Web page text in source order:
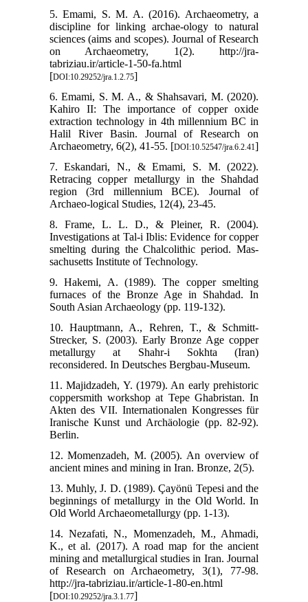
5. Emami, S. M. A. (2016). Archaeometry, a
discipline for linking archae-ology to natural
sciences (aims and scopes). Journal of Research
on Archaeometry, 1(2). http://jra-
tabriziau.ir/article-1-50-fa.html
[DOI:10.29252/jra.1.2.75]
6. Emami, S. M. A., & Shahsavari, M. (2020).
Kahiro II: The importance of copper oxide
extraction technology in 4th millennium BC in
Halil River Basin. Journal of Research on
Archaeometry, 6(2), 41-55. [DOI:10.52547/jra.6.2.41]
7. Eskandari, N., & Emami, S. M. (2022).
Retracing copper metallurgy in the Shahdad
region (3rd millennium BCE). Journal of
Archaeo-logical Studies, 12(4), 23-45.
8. Frame, L. L. D., & Pleiner, R. (2004).
Investigations at Tal-i Iblis: Evidence for copper
smelting during the Chalcolithic period. Mas-
sachusetts Institute of Technology.
9. Hakemi, A. (1989). The copper smelting
furnaces of the Bronze Age in Shahdad. In
South Asian Archaeology (pp. 119-132).
10. Hauptmann, A., Rehren, T., & Schmitt-
Strecker, S. (2003). Early Bronze Age copper
metallurgy at Shahr-i Sokhta (Iran)
reconsidered. In Deutsches Bergbau-Museum.
11. Majidzadeh, Y. (1979). An early prehistoric
coppersmith workshop at Tepe Ghabristan. In
Akten des VII. Internationalen Kongresses für
Iranische Kunst und Archäologie (pp. 82-92).
Berlin.
12. Momenzadeh, M. (2005). An overview of
ancient mines and mining in Iran. Bronze, 2(5).
13. Muhly, J. D. (1989). Çayönü Tepesi and the
beginnings of metallurgy in the Old World. In
Old World Archaeometallurgy (pp. 1-13).
14. Nezafati, N., Momenzadeh, M., Ahmadi,
K., et al. (2017). A road map for the ancient
mining and metallurgical studies in Iran. Journal
of Research on Archaeometry, 3(1), 77-98.
http://jra-tabriziau.ir/article-1-80-en.html
[DOI:10.29252/jra.3.1.77]